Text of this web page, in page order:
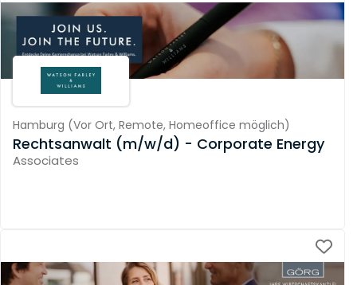
Hamburg (Vor Ort, Remote, Homeoffice möglich)
Rechtsanwalt (m/w/d) - Corporate Energy
Associates